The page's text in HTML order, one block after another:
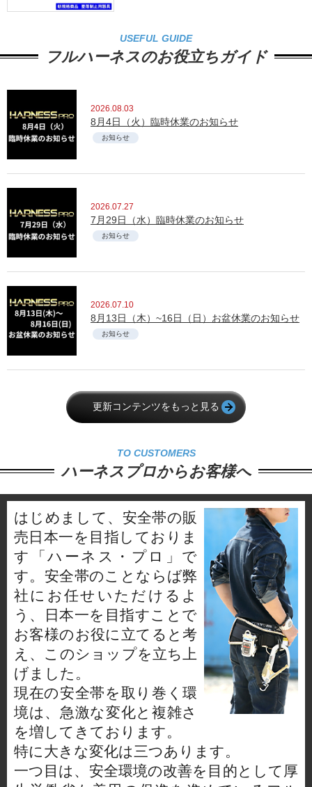
USEFUL GUIDE
フルハーネスのお役立ちガイド
2026.08.03
8月4日（火）臨時休業のお知らせ
お知らせ
2026.07.27
7月29日（水）臨時休業のお知らせ
お知らせ
2026.07.10
8月13日（木）~16日（日）お盆休業のお知らせ
お知らせ
更新コンテンツをもっと見る
TO CUSTOMERS
ハーネスプロからお客様へ
はじめまして、安全帯の販
売日本一を目指しておりま
す「ハーネス・プロ」で
す。安全帯のことならば弊
社にお任せいただけるよ
う、日本一を目指すことで
お客様のお役に立てると考
え、このショップを立ち上
げました。
現在の安全帯を取り巻く環
境は、急激な変化と複雑さ
を増してきております。
特に大きな変化は三つあります。
一つ目は、安全環境の改善を目的として厚